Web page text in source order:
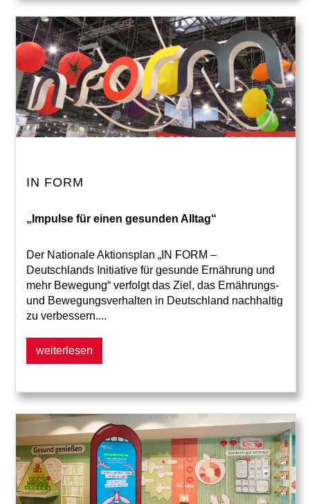
IN FORM
„Impulse für einen gesunden Alltag“
Der Nationale Aktionsplan „IN FORM –
Deutschlands Initiative für gesunde Ernährung und
mehr Bewegung“ verfolgt das Ziel, das Ernährungs-
und Bewegungsverhalten in Deutschland nachhaltig
zu verbessern....
weiterlesen